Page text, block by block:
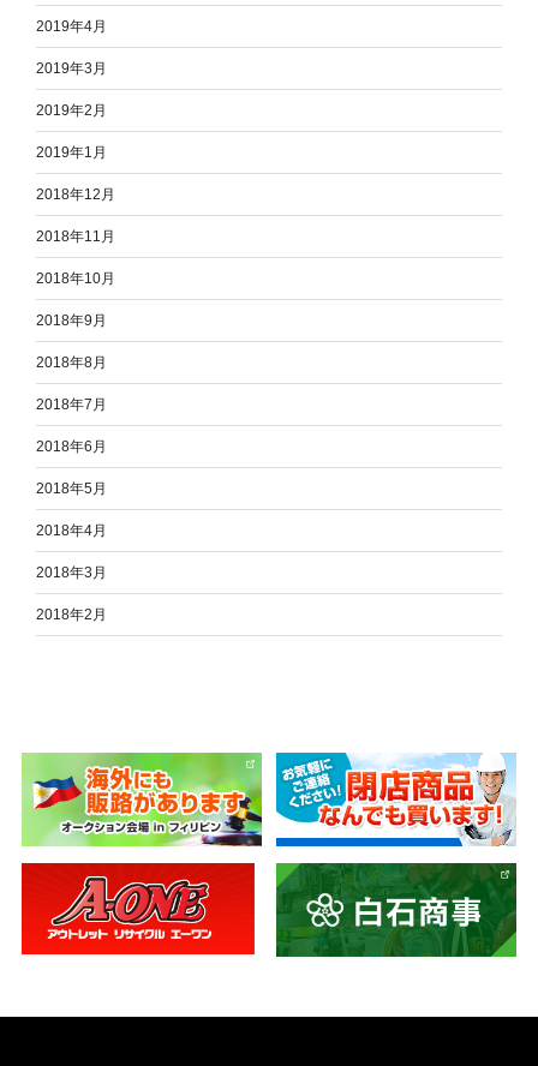
2019年4月
2019年3月
2019年2月
2019年1月
2018年12月
2018年11月
2018年10月
2018年9月
2018年8月
2018年7月
2018年6月
2018年5月
2018年4月
2018年3月
2018年2月